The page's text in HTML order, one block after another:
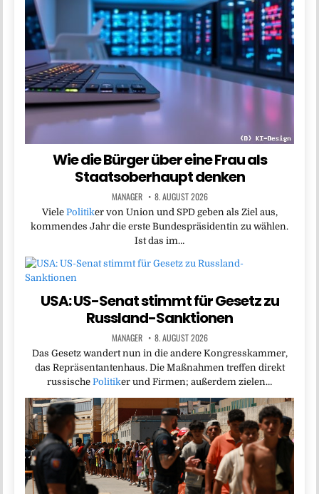
Wie die Bürger über eine Frau als
Staatsoberhaupt denken
MANAGER 8. AUGUST 2026
Viele Politiker von Union und SPD geben als Ziel aus,
kommendes Jahr die erste Bundespräsidentin zu wählen.
Ist das im…
USA: US-Senat stimmt für Gesetz zu
Russland-Sanktionen
MANAGER 8. AUGUST 2026
Das Gesetz wandert nun in die andere Kongresskammer,
das Repräsentantenhaus. Die Maßnahmen treffen direkt
russische Politiker und Firmen; außerdem zielen…